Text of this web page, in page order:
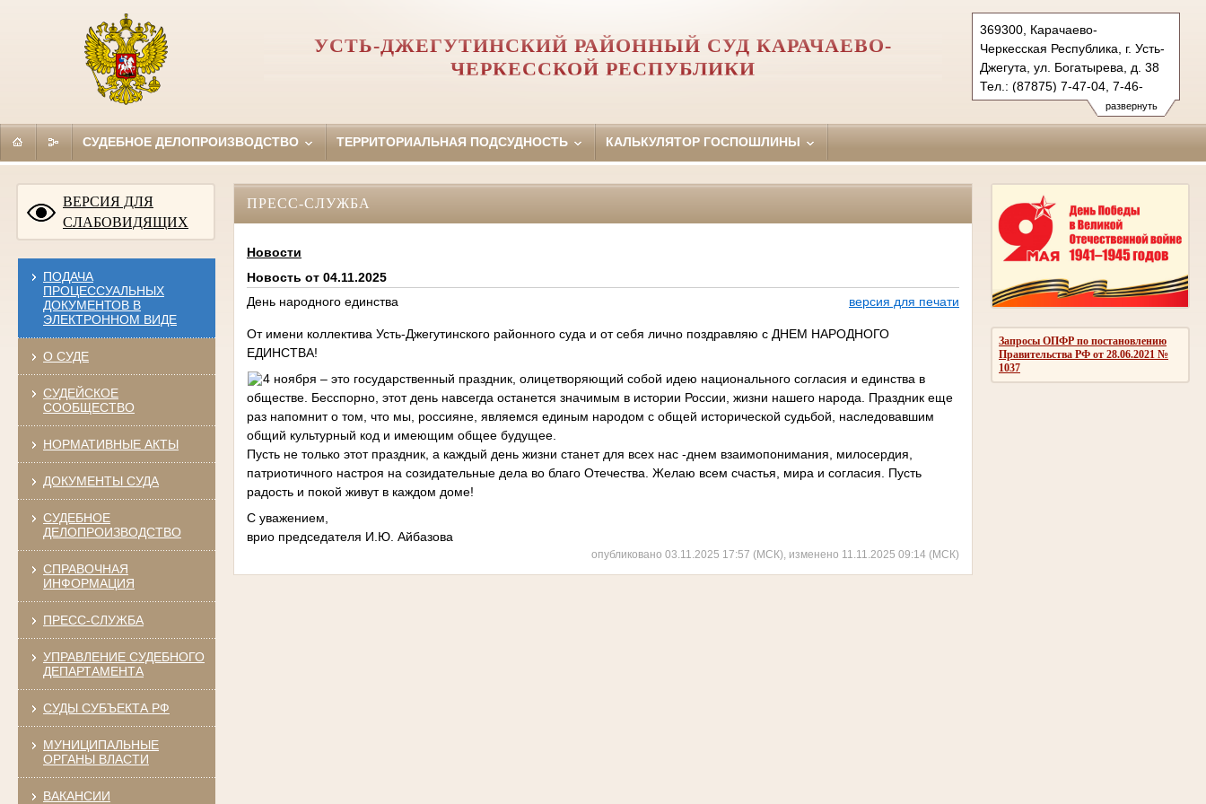
развернуть
369300, Карачаево-
Черкесская Республика, г. Усть-
Джегута, ул. Богатырева, д. 38
Тел.: (87875) 7-47-04, 7-46-
98 (ф.)
ust-djegutinsky.kchr@sudrf.ru
УСТЬ-ДЖЕГУТИНСКИЙ РАЙОННЫЙ СУД КАРАЧАЕВО-
ЧЕРКЕССКОЙ РЕСПУБЛИКИ
СУДЕБНОЕ ДЕЛОПРОИЗВОДСТВО ТЕРРИТОРИАЛЬНАЯ ПОДСУДНОСТЬ КАЛЬКУЛЯТОР ГОСПОШЛИНЫ
ВЕРСИЯ ДЛЯ
СЛАБОВИДЯЩИХ
ПОДАЧА
ПРОЦЕССУАЛЬНЫХ
ДОКУМЕНТОВ В
ЭЛЕКТРОННОМ ВИДЕ
О СУДЕ
СУДЕЙСКОЕ
СООБЩЕСТВО
НОРМАТИВНЫЕ АКТЫ
ДОКУМЕНТЫ СУДА
СУДЕБНОЕ
ДЕЛОПРОИЗВОДСТВО
СПРАВОЧНАЯ
ИНФОРМАЦИЯ
ПРЕСС-СЛУЖБА
УПРАВЛЕНИЕ СУДЕБНОГО
ДЕПАРТАМЕНТА
СУДЫ СУБЪЕКТА РФ
МУНИЦИПАЛЬНЫЕ
ОРГАНЫ ВЛАСТИ
ВАКАНСИИ
Запросы ОПФР по постановлению
Правительства РФ от 28.06.2021 №
1037
ПРЕСС-СЛУЖБА
Новости
Новость от 04.11.2025
День народного единства
версия для печати
От имени коллектива Усть-Джегутинского районного суда и от себя лично поздравляю с ДНЕМ НАРОДНОГО
ЕДИНСТВА!
4 ноября – это государственный праздник, олицетворяющий собой идею национального согласия и единства в
обществе. Бесспорно, этот день навсегда останется значимым в истории России, жизни нашего народа. Праздник еще
раз напомнит о том, что мы, россияне, являемся единым народом с общей исторической судьбой, наследовавшим
общий культурный код и имеющим общее будущее.
Пусть не только этот праздник, а каждый день жизни станет для всех нас -днем взаимопонимания, милосердия,
патриотичного настроя на созидательные дела во благо Отечества. Желаю всем счастья, мира и согласия. Пусть
радость и покой живут в каждом доме!
С уважением,
врио председателя И.Ю. Айбазова
опубликовано 03.11.2025 17:57 (МСК), изменено 11.11.2025 09:14 (МСК)